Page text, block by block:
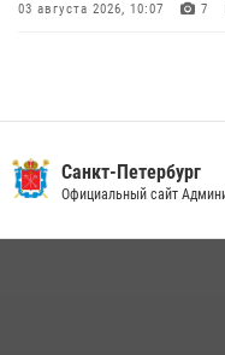
03 августа 2026, 10:07 7
В Красногвардейском
угрожавшего мужчине
Санкт-Петербург
Официальный сайт